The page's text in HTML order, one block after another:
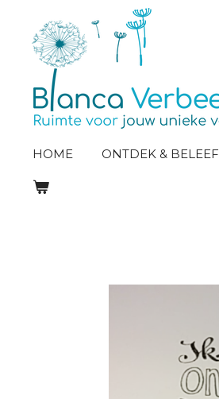
direct
hoofdinhoud
HOME ONTDEK & BELEEF